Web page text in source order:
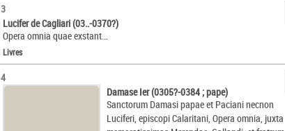
3
Lucifer de Cagliari (03..-0370?)
Opera omnia quae exstant...
Livres
4
Damase Ier (0305?-0384 ; pape)
Sanctorum Damasi papae et Paciani necnon
Luciferi, episcopi Calaritani, Opera omnia, juxta